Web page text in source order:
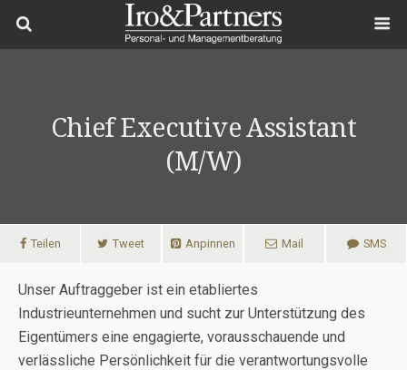
Chief Executive Assistant
(m/w)
Teilen Tweet Anpinnen Mail SMS
Unser Auftraggeber ist ein etabliertes
Industrieunternehmen und sucht zur Unterstützung des
Eigentümers eine engagierte, vorausschauende und
verlässliche Persönlichkeit für die verantwortungsvolle